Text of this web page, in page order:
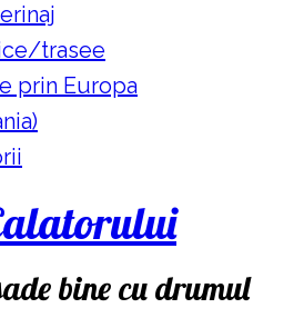
trasee
prin Europa
bine cu drumul